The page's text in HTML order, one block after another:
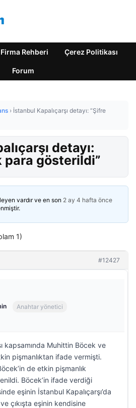
Firma Rehberi Çerez Politikası
Forum
› İstanbul Kapalıçarşı detayı: “Şifre
detayı:
para gösterildi”
vardır ve en son 2 ay 4 hafta önce
1)
#12427
Anahtar yönetici
kapsamında Muhittin Böcek ve
pişmanlıktan ifade vermişti.
de etkin pişmanlık
Böcek’in ifade verdiği
eşinin İstanbul Kapalıçarşı’da
çıkışta eşinin kendisine